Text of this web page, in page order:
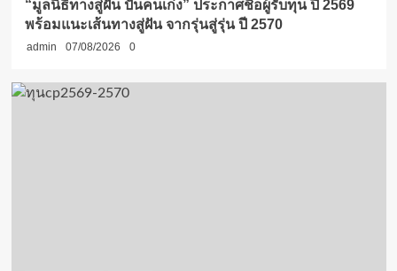
“มูลนิธิทางสู่ฝัน ปั้นคนเก่ง” ประกาศชื่อผู้รับทุน ปี 2569
พร้อมแนะเส้นทางสู่ฝัน จากรุ่นสู่รุ่น ปี 2570
admin 07/08/2026 0